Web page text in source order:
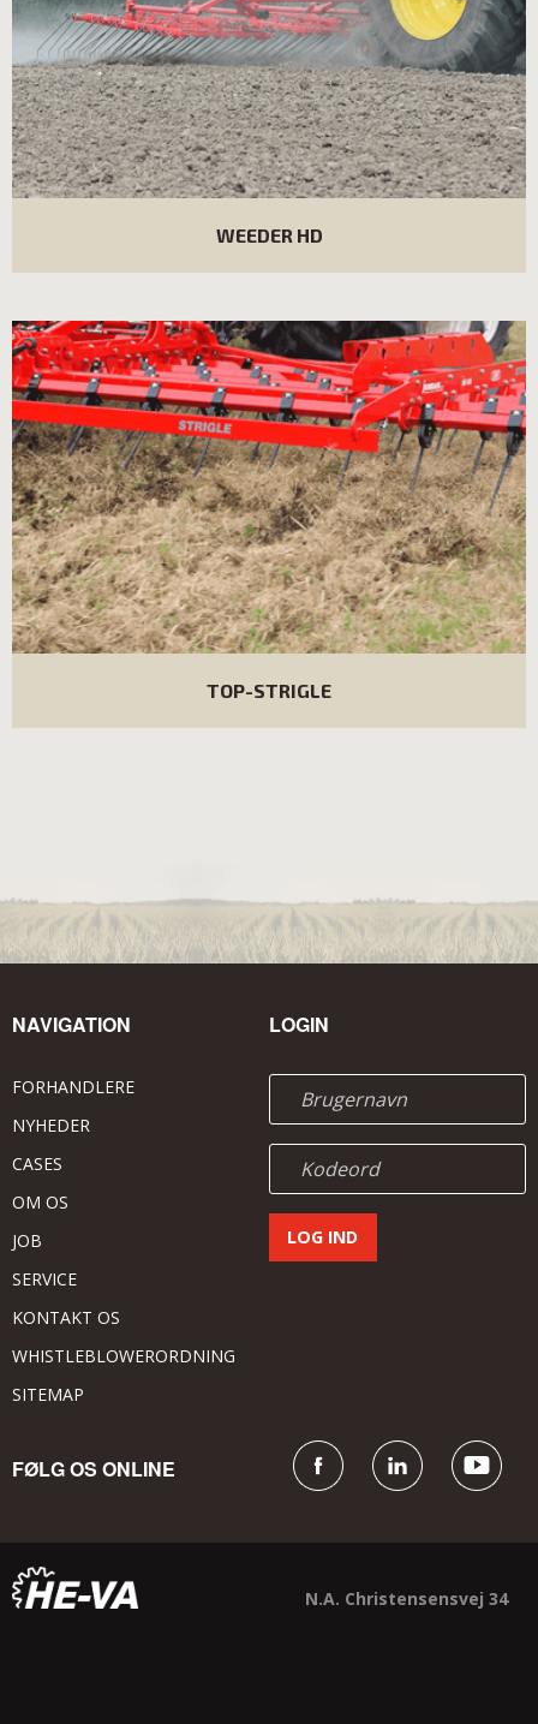
WEEDER HD
TOP-STRIGLE
NAVIGATION
FORHANDLERE
NYHEDER
CASES
OM OS
JOB
SERVICE
KONTAKT OS
WHISTLEBLOWERORDNING
SITEMAP
LOGIN
FØLG OS ONLINE
N.A. Christensensvej 34